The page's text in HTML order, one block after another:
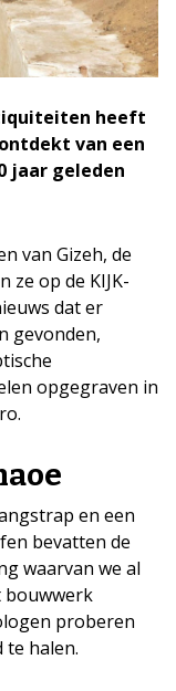
heeft
van een
jaar geleden
van Gizeh, de
ze op de KIJK-
dat er
gevonden,
opgegraven in
en een
bevatten de
waarvan we al
bouwwerk
proberen
te halen.